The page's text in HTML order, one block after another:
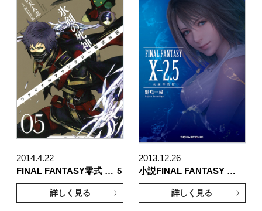
2014.4.22
FINAL FANTASY零式 … 5
詳しく見る
2013.12.26
小説FINAL FANTASY …
詳しく見る